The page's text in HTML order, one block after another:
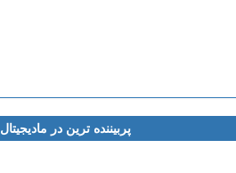
پربیننده ترین در مادیجیتال